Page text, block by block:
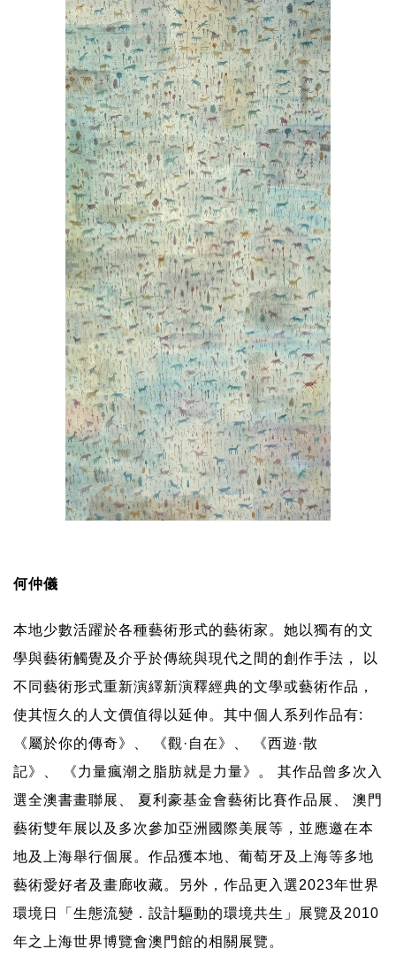
何仲儀
本地少數活躍於各種藝術形式的藝術家。她以獨有的文
學與藝術觸覺及介乎於傳統與現代之間的創作手法，
以
不同藝術形式重新演繹新演釋經典的文學或藝術作品，
使其恆久的人文價值得以延伸。其中個人系列作品有:
《屬於你的傳奇》、
《觀· 自在》、 《⻄遊·散
記》、
《力量瘋潮之脂肪就是力量》。
其作品曾多次入
選全澳書畫聯展、
夏利豪基金會藝術比賽作品展、
澳門
藝術雙年展以及多次參加亞洲國際美展等，並應邀在本
地及上海舉行個展。作品獲本地、葡萄牙及上海等多地
藝術愛好者及畫廊收藏。另外，作品更入選2023年世界
環境日
「 生態流變 ． 設計驅動的環境共生 」 展覽及 2010
年之上海世界博覽會澳門館的相關展覽。